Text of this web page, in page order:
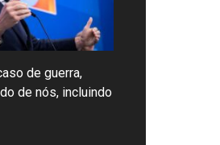
de guerra,
de nós, incluindo